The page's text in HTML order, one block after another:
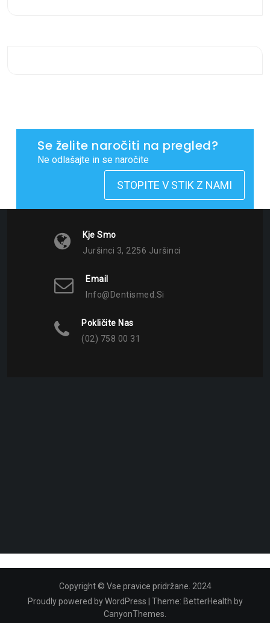
Se želite naročiti na pregled?
Ne odlašajte in se naročite
STOPITE V STIK Z NAMI
Kje Smo
Juršinci 3, 2256 Juršinci
Email
Info@dentismed.si
Pokličite Nas
(02) 758 00 31
Copyright © Vse pravice pridržane. 2024
Proudly powered by WordPress
Theme: BetterHealth by
CanyonThemes